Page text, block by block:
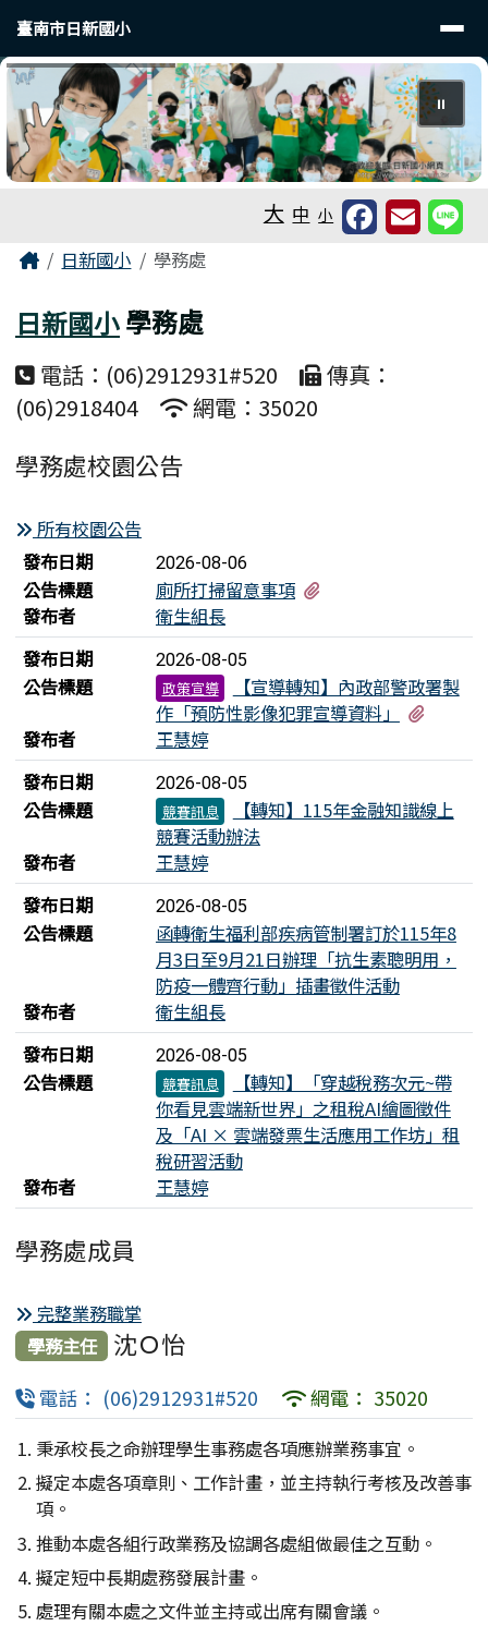
臺南市日新國小
導覽列
臺南市日新國小
⏸
大 中 小
主內容區域
Home日新國小 學務處
日新國小學務處
電話：(06)2912931#520
傳真：
(06)2918404
網電：35020
學務處校園公告
所有校園公告
新聞列表
發布日期 2026-08-06
公告標題 廁所打掃留意事項
發布者
衛生組長
發布日期
2026-08-05
公告標題 政策宣導
【宣導轉知】內政部警政署製
作「預防性影像犯罪宣導資料」
發布者
王慧婷
發布日期
2026-08-05
公告標題 競賽訊息
【轉知】115年金融知識線上
競賽活動辦法
發布者
王慧婷
發布日期
2026-08-05
公告標題
函轉衛生福利部疾病管制署訂於115年8
月3日至9月21日辦理「抗生素聰明用，
防疫一體齊行動」插畫徵件活動
發布者
衛生組長
發布日期
2026-08-05
公告標題 競賽訊息
【轉知】「穿越稅務次元~帶
你看見雲端新世界」之租稅AI繪圖徵件
及「AI × 雲端發票生活應用工作坊」租
稅研習活動
發布者
王慧婷
學務處成員
完整業務職掌
學務主任
沈Ｏ怡
電話： (06)2912931#520 網電： 35020
秉承校長之命辦理學生事務處各項應辦業務事宜。
擬定本處各項章則、工作計畫，並主持執行考核及改善事
項。
推動本處各組行政業務及協調各處組做最佳之互動。
擬定短中長期處務發展計畫。
處理有關本處之文件並主持或出席有關會議。
頁尾區域